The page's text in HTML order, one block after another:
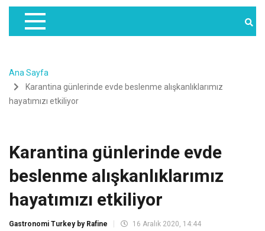
Ana Sayfa
Karantina günlerinde evde beslenme alışkanlıklarımız
hayatımızı etkiliyor
Karantina günlerinde evde
beslenme alışkanlıklarımız
hayatımızı etkiliyor
Gastronomi Turkey by Rafine 16 Aralık 2020, 14:44